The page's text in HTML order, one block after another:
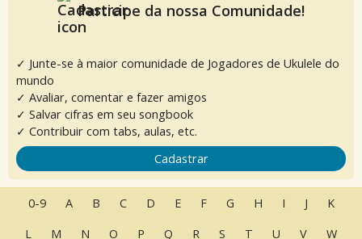
Participe da nossa Comunidade!
✓ Junte-se à maior comunidade de Jogadores de Ukulele do
mundo
✓ Avaliar, comentar e fazer amigos
✓ Salvar cifras em seu songbook
✓ Contribuir com tabs, aulas, etc.
Cadastrar
0-9 A B C D E F G H I J
K
L
M N O P Q R S T U V W